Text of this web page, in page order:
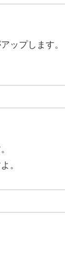
ップします。
。